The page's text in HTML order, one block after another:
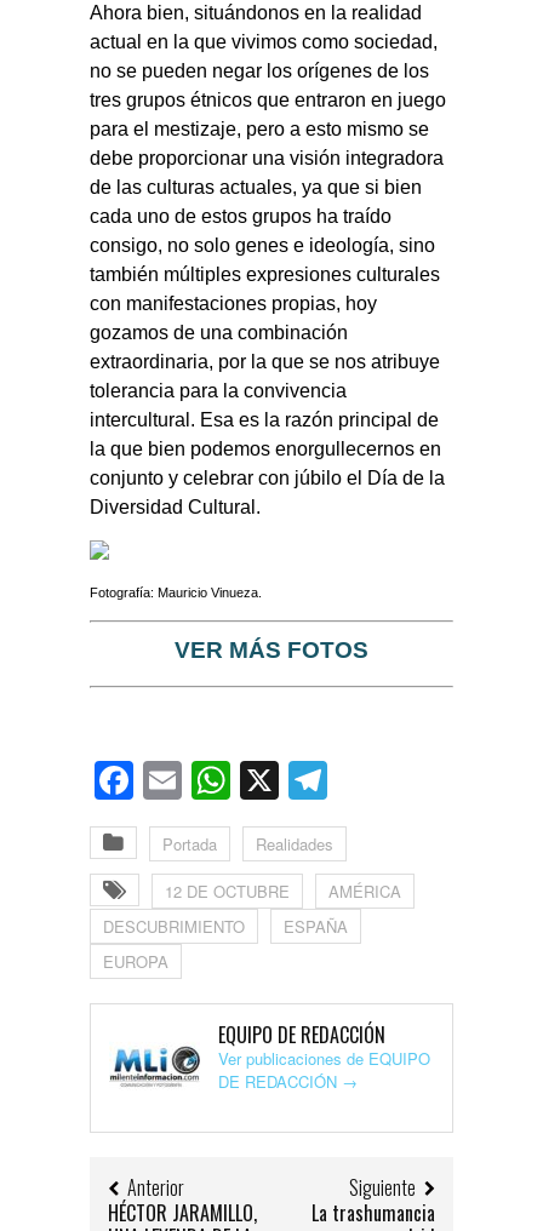
Ahora bien, situándonos en la realidad
actual en la que vivimos como sociedad,
no se pueden negar los orígenes de los
tres grupos étnicos que entraron en juego
para el mestizaje, pero a esto mismo se
debe proporcionar una visión integradora
de las culturas actuales, ya que si bien
cada uno de estos grupos ha traído
consigo, no solo genes e ideología, sino
también múltiples expresiones culturales
con manifestaciones propias, hoy
gozamos de una combinación
extraordinaria, por la que se nos atribuye
tolerancia para la convivencia
intercultural. Esa es la razón principal de
la que bien podemos enorgullecernos en
conjunto y celebrar con júbilo el Día de la
Diversidad Cultural.
Fotografía: Mauricio Vinueza.
VER MÁS FOTOS
Facebook
EmailWhatsApp
X
Portada Realidades
12 DE OCTUBRE
AMÉRICA
DESCUBRIMIENTO
ESPAÑA
EUROPA
EQUIPO DE REDACCIÓN
Ver publicaciones de EQUIPO
DE REDACCIÓN →
Anterior
HÉCTOR JARAMILLO,
Siguiente
La trashumancia